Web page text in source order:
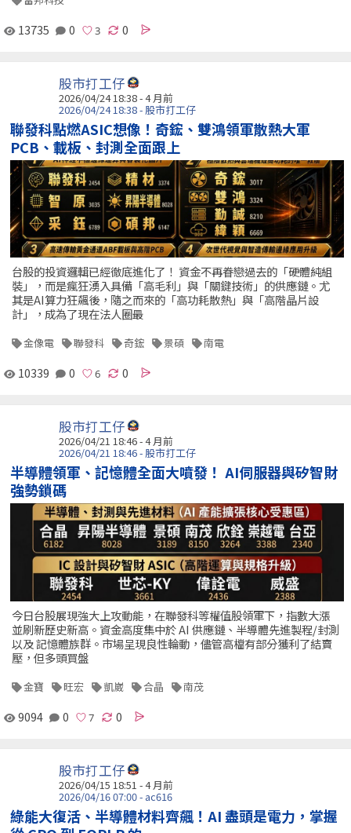
13735 0 0
股市打工仔
2026/04/24 18:38 - 4 月前
2026/04/24 18:38 - 股市打工仔
聯發科點燃ASIC想像！奇鋐、雙鴻領軍散熱大軍
PCB、載板、封測全面跟上
台股的投資邏輯已經徹底進化了！ 資金不再眷戀過去的「硬體純組
裝」，而是瘋狂湧入具備「高毛利」與「關鍵技術」的供應鏈。尤
其是AI算力狂飆後，隨之而來的「高功耗散熱」與「高階晶片設
計」，成為了現在法人圈最
金像電 聯發科 奇鋐 景碩 南電
10339 0 0
股市打工仔
2026/04/21 18:46 - 4 月前
2026/04/21 18:46 - 股市打工仔
半導體領軍、記憶體全面大噴發！ AI伺服器與矽智財
強勢鎖碼
今日台股展現強大上攻動能，在聯發科等權值股領軍下，指數大漲
並刷新歷史新高。資金高度集中於 AI 供應鏈、半導體先進製程/封測
以及 記憶體族群。市場呈現良性輪動，儘管高檔有部分獲利了結賣
壓，但多頭買盤
金寶 旺宏 凱崴 合晶 南茂
9094 0 0
股市打工仔
2026/04/15 18:51 - 4 月前
2026/04/16 07:00 - ac616
綠能大復活、半導體材料齊飆！AI 盡頭是電力，掌握